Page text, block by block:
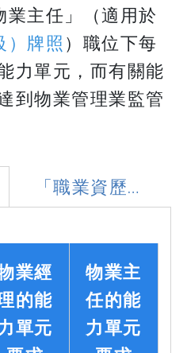
業主任」（適用於
）牌照）職位下每
力單元，而有關能
到物業管理業監管
「職業資歷階
梯」2021年
版
業經
的能
單元
物業主
任的能
力單元